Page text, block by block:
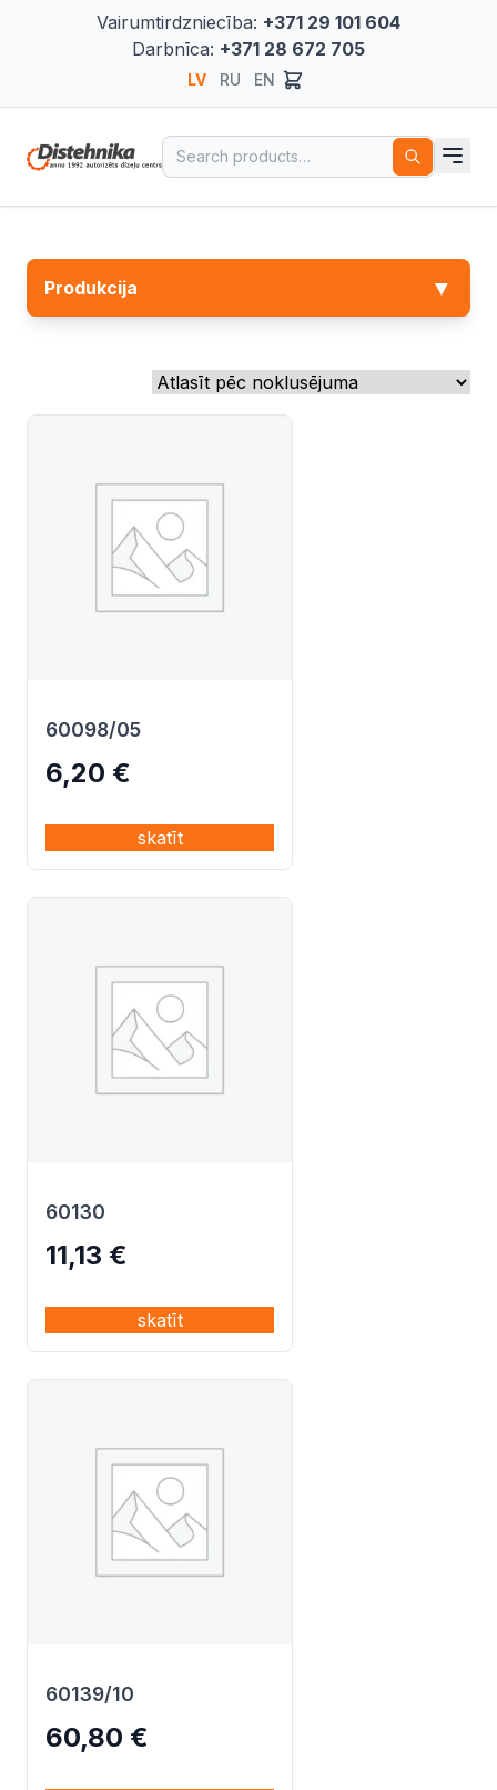
Vairumtirdzniecība: +371 29 101 604
Darbnīca: +371 28 672 705
LV RU EN
Search for:
Produkcija ▼
60098/05
6,20 €
skatīt
60130
11,13 €
skatīt
60139/10
60,80 €